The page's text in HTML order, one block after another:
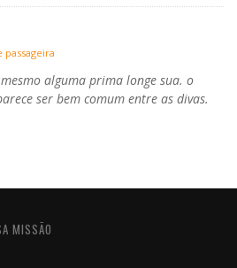
alguma prima longe sua. o
ser bem comum entre as divas.
MISSÃO